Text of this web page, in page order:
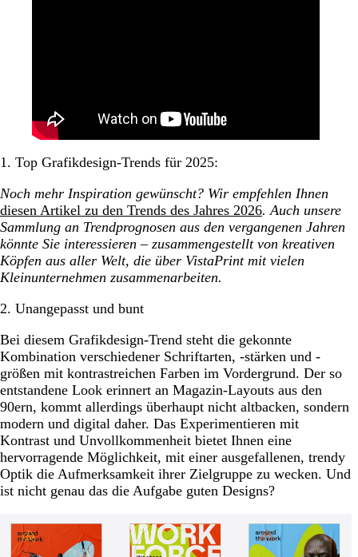
1. Top Grafikdesign-Trends für 2025:
Noch mehr Inspiration gewünscht? Wir empfehlen Ihnen
diesen Artikel zu den Trends des Jahres 2026. Auch unsere
Sammlung an Trendprognosen aus den vergangenen Jahren
könnte Sie interessieren – zusammengestellt von kreativen
Köpfen aus aller Welt, die über VistaPrint mit vielen
Kleinunternehmen zusammenarbeiten.
2. Unangepasst und bunt
Bei diesem Grafikdesign-Trend steht die gekonnte
Kombination verschiedener Schriftarten, -stärken und -
größen mit kontrastreichen Farben im Vordergrund. Der so
entstandene Look erinnert an Magazin-Layouts aus den
90ern, kommt allerdings überhaupt nicht altbacken, sondern
modern und digital daher. Das Experimentieren mit
Kontrast und Unvollkommenheit bietet Ihnen eine
hervorragende Möglichkeit, mit einer ausgefallenen, trendy
Optik die Aufmerksamkeit ihrer Zielgruppe zu wecken. Und
ist nicht genau das die Aufgabe guten Designs?